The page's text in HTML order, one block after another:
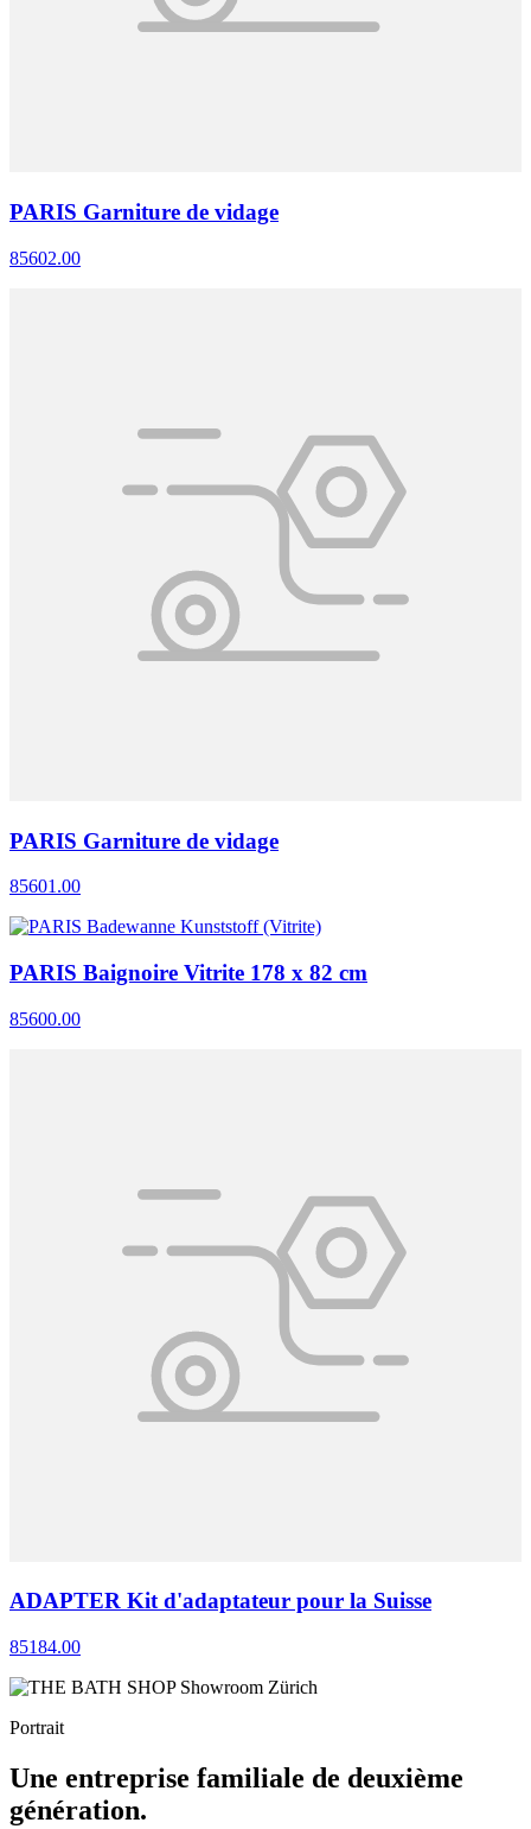
PARIS Garniture de vidage
85602.00
PARIS Garniture de vidage
85601.00
PARIS Baignoire Vitrite 178 x 82 cm
85600.00
ADAPTER Kit d'adaptateur pour la Suisse
85184.00
Portrait
Une entreprise familiale de deuxième
génération.